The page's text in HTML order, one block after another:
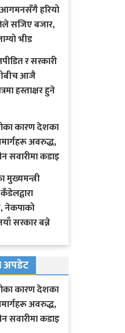
हरियो
सजिए बजार,
भीड
र सरकारी
आजै
हस्ताक्षर हुने
कारण देशका
अवरुद्ध,
सवारीमा कडाइ
मुख्यमन्त्री
नेकपाको
सरकार बन्ने
अपडेट
कारण देशका
अवरुद्ध,
सवारीमा कडाइ